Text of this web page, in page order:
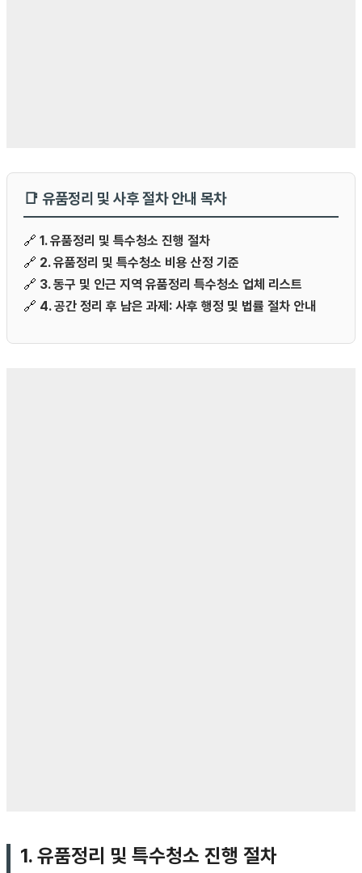
📑 유품정리 및 사후 절차 안내 목차
🔗 1. 유품정리 및 특수청소 진행 절차
🔗 2. 유품정리 및 특수청소 비용 산정 기준
🔗 3. 동구 및 인근 지역 유품정리 특수청소 업체 리스트
🔗 4. 공간 정리 후 남은 과제: 사후 행정 및 법률 절차 안내
1. 유품정리 및 특수청소 진행 절차